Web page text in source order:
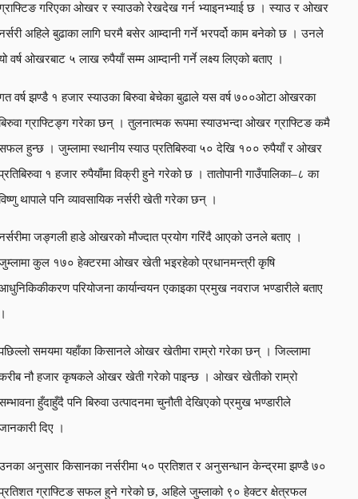
गरिएका ओखर र स्याउको रेखदेख गर्न भ्याइनभ्याई छ । स्याउ र ओखर
अहिले बुढाका लागि घरमै बसेर आम्दानी गर्ने भरपर्दो काम बनेको छ । उनले
वर्ष ओखरबाट ५ लाख रुपैयाँ सम्म आम्दानी गर्ने लक्ष्य लिएको बताए ।
वर्ष झण्डै १ हजार स्याउका बिरुवा बेचेका बुढाले यस वर्ष ७००ओटा ओखरका
ग्राफ्टिङ्ग गरेका छन् । तुलनात्मक रूपमा स्याउभन्दा ओखर ग्राफ्टिङ कमै
हुन्छ । जुम्लामा स्थानीय स्याउ प्रतिबिरुवा ५० देखि १०० रुपैयाँ र ओखर
१ हजार रुपैयाँमा विक्री हुने गरेको छ । तातोपानी गाउँपालिका–८ का
थापाले पनि व्यावसायिक नर्सरी खेती गरेका छन् ।
जङ्गली हाडे ओखरको मौज्दात प्रयोग गरिंदै आएको उनले बताए ।
कुल १७० हेक्टरमा ओखर खेती भइरहेको प्रधानमन्त्री कृषि
परियोजना कार्यान्वयन एकाइका प्रमुख नवराज भण्डारीले बताए
समयमा यहाँका किसानले ओखर खेतीमा राम्रो गरेका छन् । जिल्लामा
नौ हजार कृषकले ओखर खेती गरेको पाइन्छ । ओखर खेतीको राम्रो
हुँदाहुँदै पनि बिरुवा उत्पादनमा चुनौती देखिएको प्रमुख भण्डारीले
दिए ।
अनुसार किसानका नर्सरीमा ५० प्रतिशत र अनुसन्धान केन्द्रमा झण्डै ७०
ग्राफ्टिङ सफल हुने गरेको छ, अहिले जुम्लाको ९० हेक्टर क्षेत्रफल